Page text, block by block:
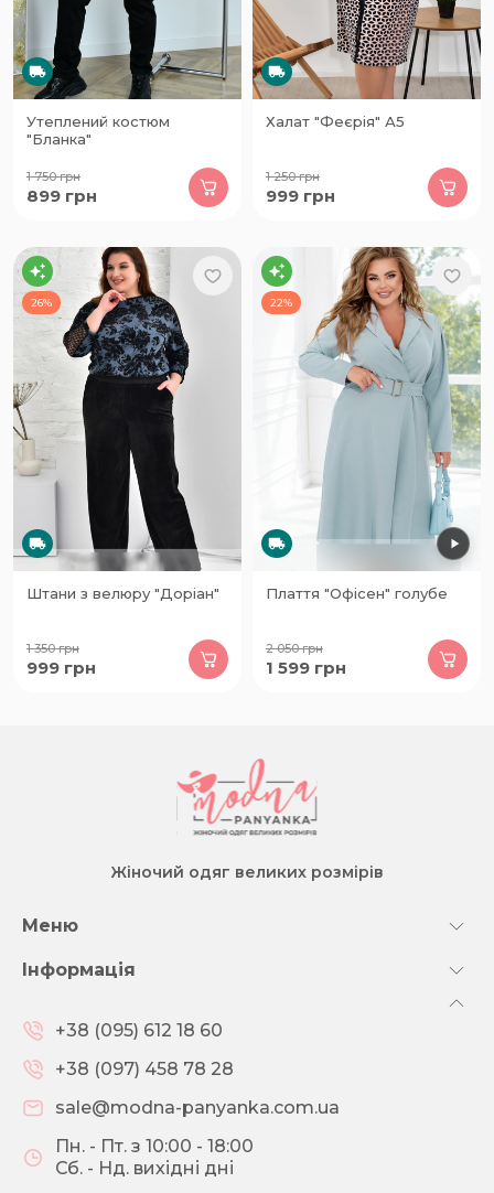
Утеплений костюм
"Бланка"
1 750грн
899 грн
Халат "Феєрія" А5
1 250грн
999 грн
26%
Штани з велюру "Доріан"
1 350грн
999 грн
22%
Плаття "Офісен" голубе
2 050грн
1 599 грн
Жіночий одяг великих розмірів
Меню
Інформація
+38 (095) 612 18 60
+38 (097) 458 78 28
sale@modna-panyanka.com.ua
Пн. - Пт. з 10:00 - 18:00
Сб. - Нд. вихідні дні